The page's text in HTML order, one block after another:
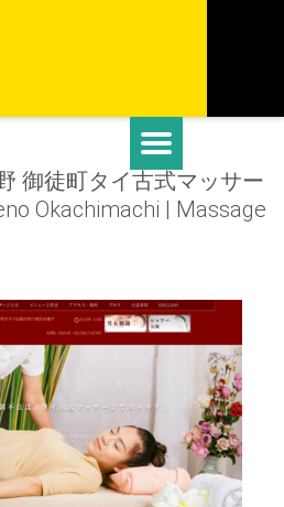
御徒町タイ古式マッサー
Okachimachi | Massage